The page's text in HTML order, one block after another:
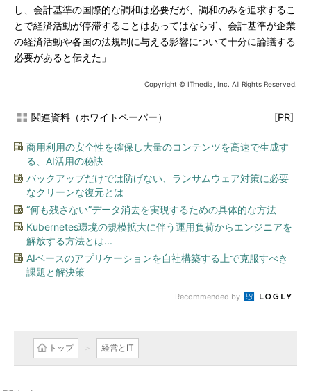
し、会計基準の国際的な調和は必要だが、調和のみを追求するこ
とで経済活動が停滞することはあってはならず、会計基準が企業
の経済活動や各国の法規制に与える影響について十分に論議する
必要があると伝えた」
Copyright © ITmedia, Inc. All Rights Reserved.
関連資料（ホワイトペーパー） [PR]
商用利用の安全性を確保し大量のコンテンツを高速で生成す
る、AI活用の秘訣
バックアップだけでは防げない、ランサムウェア対策に必要
なクリーンな復元とは
“何も残さない”データ消去を実現するための具体的な方法
Kubernetes環境の規模拡大に伴う運用負荷からエンジニアを
解放する方法とは...
AIベースのアプリケーションを自社構築する上で克服すべき
課題と解決策
Recommended by
トップ 経営とIT